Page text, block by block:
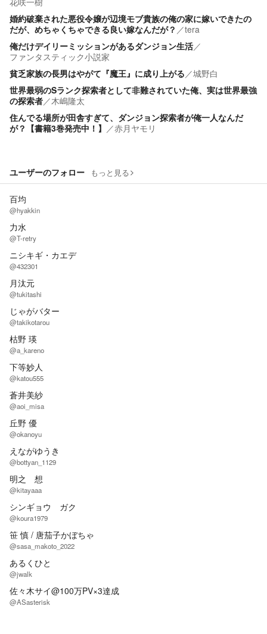
婚約破棄された悪役令嬢が辺境モブ貴族の俺の家に嫁いできたの
だが、めちゃくちゃできる良い嫁なんだが？ ／tera
俺だけデイリーミッションがあるダンジョン生活／
ファンタスティック小説家
貧乏家族の長男はやがて『魔王』に成り上がる／城野白
世界最弱のSランク探索者として非難されていた俺、実は世界最強
の探索者／木嶋隆太
住んでる場所が田舎すぎて、ダンジョン探索者が俺一人なんだ
が？【書籍3巻発売中！】 ／赤月ヤモリ
ユーザーのフォロー もっと見る
百均
@hyakkin
力水
@T-retry
ニシキギ・カエデ
@432301
月汰元
@tukitashi
じゃがバター
@takikotarou
枯野 瑛
@a_kareno
下等妙人
@katou555
蒼井美紗
@aoi_misa
丘野 優
@okanoyu
えながゆうき
@bottyan_1129
明之 想
@kitayaaa
シンギョウ ガク
@koura1979
笹 慎 / 唐茄子かぼちゃ
@sasa_makoto_2022
あるくひと
@jwalk
佐々木サイ@100万PV×3達成
@ASasterisk